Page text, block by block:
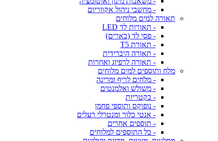
- מחשבי ניהול אקווריום
תאורה למים מלוחים
- תאורות לד LED
- פסי לד (בארים)
- תאורת T5
- תאורה היברידית
- תאורה לרפיוג ואחרות
מלח ותוספים למים מלוחים
- מלחים לריף ומרינה
- משולש ואלמנטים
- בקטריות
- נופוקס ותוספי פחמן
- אנטי כלור ומנטרלי רעלים
- תוספים אחרים
- כל התוספים למלוחים